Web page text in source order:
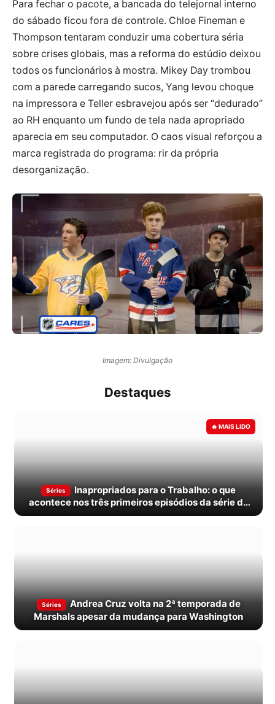
Para fechar o pacote, a bancada do telejornal interno
do sábado ficou fora de controle. Chloe Fineman e
Thompson tentaram conduzir uma cobertura séria
sobre crises globais, mas a reforma do estúdio deixou
todos os funcionários à mostra. Mikey Day trombou
com a parede carregando sucos, Yang levou choque
na impressora e Teller esbravejou após ser “dedurado”
ao RH enquanto um fundo de tela nada apropriado
aparecia em seu computador. O caos visual reforçou a
marca registrada do programa: rir da própria
desorganização.
Imagem: Divulgação
Destaques
Séries
Inapropriados para o Trabalho: o que
acontece nos três primeiros episódios da série do
Disney+
Séries
Andrea Cruz volta na 2ª temporada de
Marshals apesar da mudança para Washington